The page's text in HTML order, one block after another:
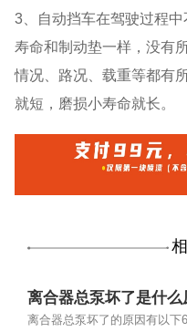
3、自动挡车在驾驶过程
寿命和制动垫一样，没有
情况、路况、载重等都有
就短，磨损小寿命就长。
离合器总泵坏了是什么
离合器总泵坏了的原因有以下